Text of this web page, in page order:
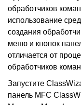
обработчиков
использование
создания
меню и кнопок
отличается от
обработчиков
Запустите
панель MFC